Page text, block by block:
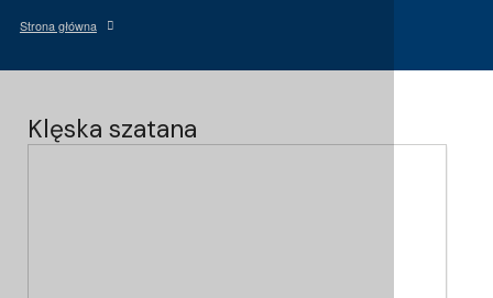
Strona główna
Klęska szatana